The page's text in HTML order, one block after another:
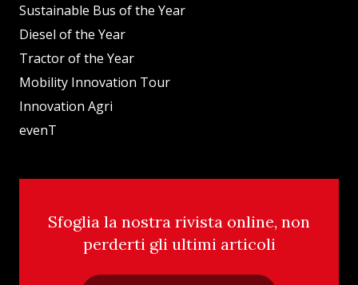
Sustainable Bus of the Year
Diesel of the Year
Tractor of the Year
Mobility Innovation Tour
Innovation Agri
evenT
Sfoglia la nostra rivista online, non
perderti gli ultimi articoli